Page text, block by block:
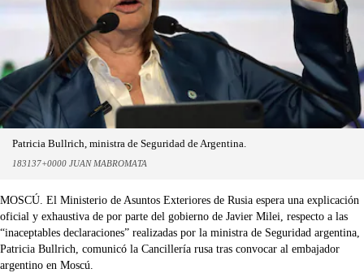
Patricia Bullrich, ministra de Seguridad de Argentina.
183137+0000 JUAN MABROMATA
MOSCÚ. El Ministerio de Asuntos Exteriores de Rusia espera una explicación
oficial y exhaustiva de por parte del gobierno de Javier Milei, respecto a las
“inaceptables declaraciones” realizadas por la ministra de Seguridad argentina,
Patricia Bullrich, comunicó la Cancillería rusa tras convocar al embajador
argentino en Moscú.